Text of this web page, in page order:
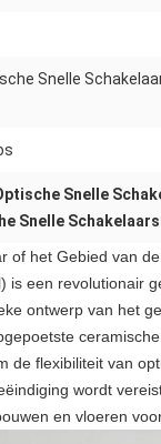
Snelle
Snelle
Snelle
of het Gebied van
is een revolutionair
ontwerp van het
de flexibiliteit van
wordt
en vloeren